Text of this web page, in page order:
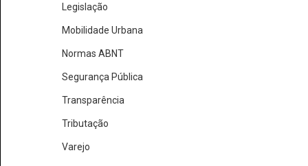
Legislação
Mobilidade Urbana
Normas ABNT
Segurança Pública
Transparência
Tributação
Varejo